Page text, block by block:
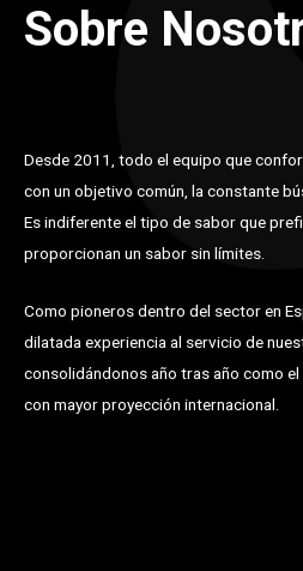
Sobre
Desde 2011, todo el equipo que
con un objetivo común, la constante
Es indiferente el tipo de sabor que
proporcionan un sabor sin límites.
Como pioneros dentro del sector en
dilatada experiencia al servicio de
consolidándonos año tras año como
con mayor proyección internacional.